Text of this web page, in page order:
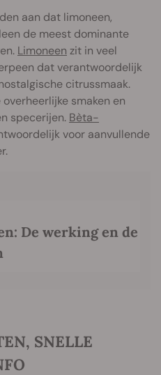
aan dat limoneen,
de meest dominante
Limoneen zit in veel
dat verantwoordelijk
citrussmaak.
smaken en
specerijen. Bèta-
voor aanvullende
De werking en de
SNELLE